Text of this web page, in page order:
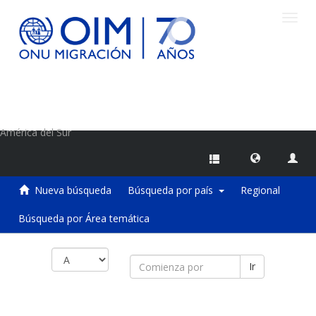
América del Sur
Nueva búsqueda Búsqueda por país Regional
Búsqueda por Área temática
Ir